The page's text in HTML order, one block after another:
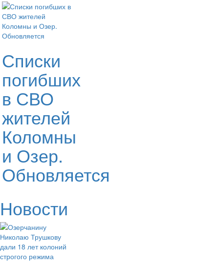
Списки
погибших
в СВО
жителей
Коломны
и Озер.
Обновляется
Новости